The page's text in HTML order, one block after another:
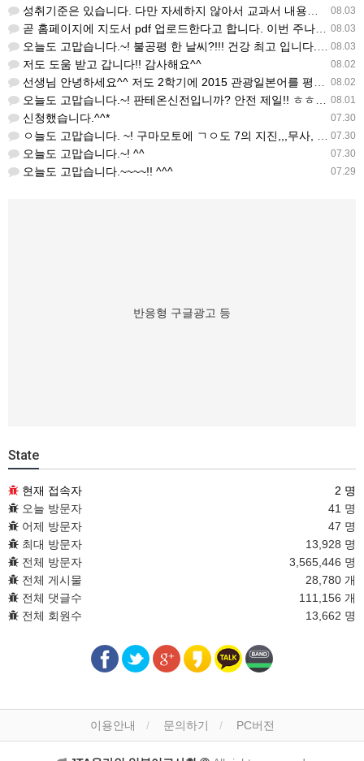
08.03
성취기준은 있습니다. 다만 자세하지 않아서 교과서 내용에 맞게 좀 더 구체적으로 재구조화를 하신 선생님이 계…
08.03
곧 홈페이지에 지도서 pdf 업로드한다고 합니다. 이번 주나 다음 주에 e-book 기반 전자저작물도 업로드…
08.03
오늘도 고맙습니다.~! 불공평 한 날씨?!!! 건강 최고 입니다. ^^
08.02
저도 도움 받고 갑니다!! 감사해요^^
08.02
선생님 안녕하세요^^ 저도 2학기에 2015 관광일본어를 평가계획을 세우려고 하는데. ..아무리 찾아도 없어…
08.01
오늘도 고맙습니다.~! 판테온신전입니까? 안전 제일!! ㅎㅎ 감사해요. ^^
07.30
신청했습니다.^^*
07.30
ㅇ늘도 고맙습니다. ~! 구마모토에 ㄱㅇ도 7의 지진,,,무사, 안전을 기도 합니다. 감사해요...
07.30
오늘도 고맙습니다.~! ^^
07.29
오늘도 고맙습니다.~~~~!! ^^^
반응형 구글광고 등
State
현재 접속자
2 명
오늘 방문자
41 명
어제 방문자
47 명
최대 방문자
13,928 명
전체 방문자
3,565,446 명
전체 게시물
28,780 개
전체 댓글수
111,156 개
전체 회원수
13,662 명
이용안내 문의하기 PC버전